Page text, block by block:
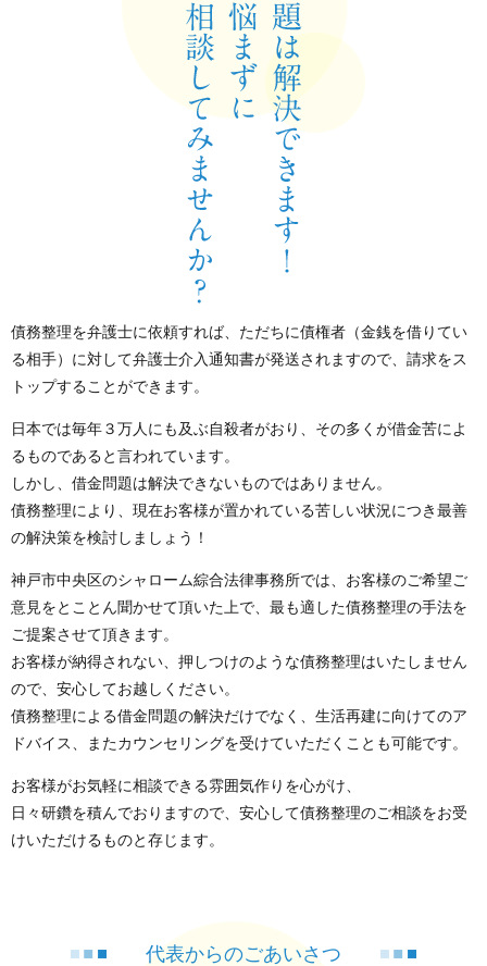
債務整理を弁護士に依頼すれば、ただちに債権者（金銭を借りてい
る相手）に対して弁護士介入通知書が発送されますので、請求をス
トップすることができます。
日本では毎年３万人にも及ぶ自殺者がおり、その多くが借金苦によ
るものであると言われています。
しかし、借金問題は解決できないものではありません。
債務整理により、現在お客様が置かれている苦しい状況につき最善
の解決策を検討しましょう！
神戸市中央区のシャローム綜合法律事務所では、お客様のご希望ご
意見をとことん聞かせて頂いた上で、最も適した債務整理の手法を
ご提案させて頂きます。
お客様が納得されない、押しつけのような債務整理はいたしません
ので、安心してお越しください。
債務整理による借金問題の解決だけでなく、生活再建に向けてのア
ドバイス、またカウンセリングを受けていただくことも可能です。
お客様がお気軽に相談できる雰囲気作りを心がけ、
日々研鑽を積んでおりますので、安心して債務整理のご相談をお受
けいただけるものと存じます。
代表からのごあいさつ